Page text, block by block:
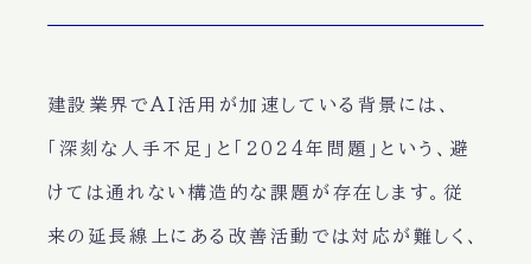
建設業界でAI活用が加速している背景には、
「深刻な人手不足」と「2024年問題」という、避
けては通れない構造的な課題が存在します。従
来の延長線上にある改善活動では対応が難しく、